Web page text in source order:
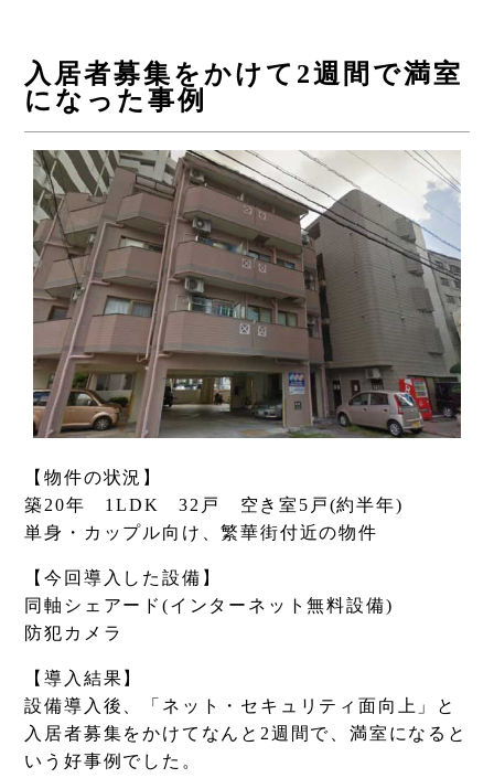
入居者募集をかけて2週間で満室
になった事例
【物件の状況】
築20年 1LDK 32戸 空き室5戸(約半年)
単身・カップル向け、繁華街付近の物件
【今回導入した設備】
同軸シェアード(インターネット無料設備)
防犯カメラ
【導入結果】
設備導入後、「ネット・セキュリティ面向上」と
入居者募集をかけてなんと2週間で、満室になると
いう好事例でした。